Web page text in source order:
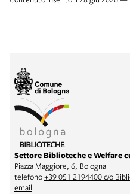
Settore Biblioteche e Welfare
Piazza Maggiore, 6, Bologna
telefono+39 051 2194400 c/o
email